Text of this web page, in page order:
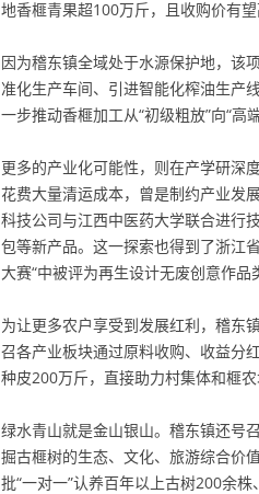
地香榧青果超100万斤，且收购价有望
因为稽东镇全域处于水源保护地，该
准化生产车间、引进智能化榨油生产
一步推动香榧加工从“初级粗放”向“高
更多的产业化可能性，则在产学研深
花费大量清运成本，曾是制约产业发
科技公司与江西中医药大学联合进行
包等新产品。这一探索也得到了浙江
大赛“中被评为再生设计无废创意作品
为让更多农户享受到发展红利，稽东
召各产业板块通过原料收购、收益分
种皮200万斤，直接助力村集体和榧农
绿水青山就是金山银山。稽东镇还号
掘古榧树的生态、文化、旅游综合价
批“一对一”认养百年以上古树200余株